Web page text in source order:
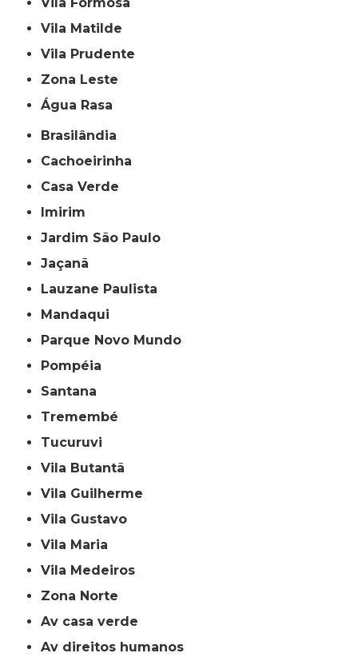
Vila Matilde
Vila Prudente
Zona Leste
Água Rasa
Brasilândia
Cachoeirinha
Casa Verde
Imirim
Jardim São Paulo
Jaçanã
Lauzane Paulista
Mandaqui
Parque Novo Mundo
Pompéia
Santana
Tremembé
Tucuruvi
Vila Butantã
Vila Guilherme
Vila Gustavo
Vila Maria
Vila Medeiros
Zona Norte
av casa verde
av direitos humanos